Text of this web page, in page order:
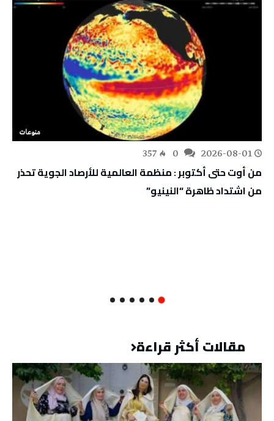
منوعات
2026-08-01
357
من أوت حتى أكتوبر : منظمة العالمية للأرصاد الجوية تحذر
من اشتداد ظاهرة “النينيو”
مقالات أكثر قراءة